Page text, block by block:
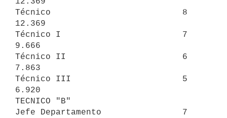
Técnico                          8
12.369
Técnico I                        7
9.666
Técnico II                       6
7.863
Técnico III                      5
6.920
TECNICO "B"
Jefe Departamento                7